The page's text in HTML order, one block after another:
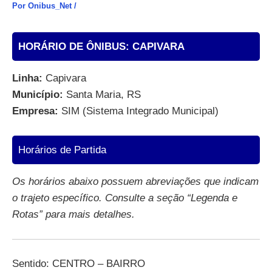
Por Onibus_Net /
HORÁRIO DE ÔNIBUS: CAPIVARA
Linha: Capivara
Município: Santa Maria, RS
Empresa: SIM (Sistema Integrado Municipal)
Horários de Partida
Os horários abaixo possuem abreviações que indicam
o trajeto específico. Consulte a seção “Legenda e
Rotas” para mais detalhes.
Sentido: CENTRO – BAIRRO